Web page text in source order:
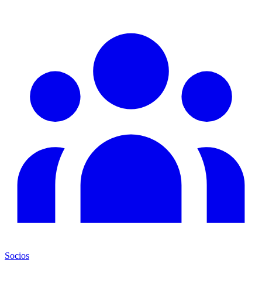
Socios